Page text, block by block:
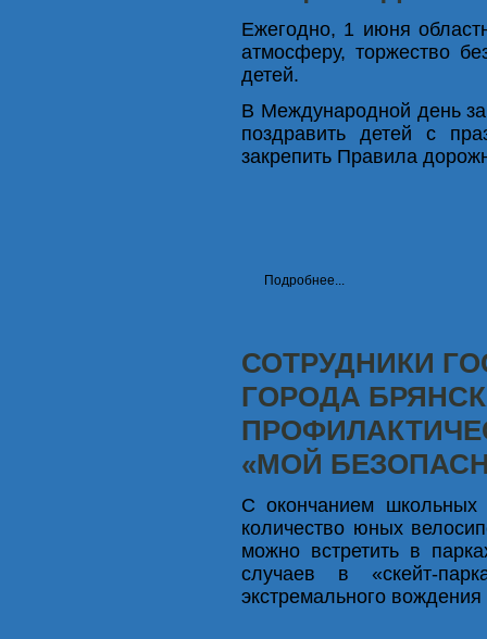
Ежегодно, 1 июня
атмосферу, торжество
детей.
В Международной день
поздравить детей с
закрепить Правила
Подробнее...
СОТРУДНИКИ
ГОРОДА
«МОЙ
С окончанием школьных
количество юных
можно встретить в
случаев в «скейт-
экстремального